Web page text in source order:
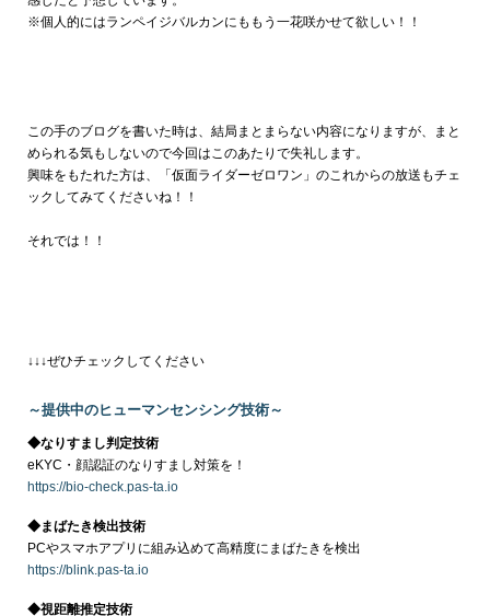
※個人的にはランペイジバルカンにももう一花咲かせて欲しい！！
この手のブログを書いた時は、結局まとまらない内容になりますが、まと
められる気もしないので今回はこのあたりで失礼します。
興味をもたれた方は、「仮面ライダーゼロワン」のこれからの放送もチェ
ックしてみてくださいね！！
それでは！！
↓↓↓ぜひチェックしてください
～提供中のヒューマンセンシング技術～
◆なりすまし判定技術
eKYC・顔認証のなりすまし対策を！
https://bio-check.pas-ta.io
◆まばたき検出技術
PCやスマホアプリに組み込めて高精度にまばたきを検出
https://blink.pas-ta.io
◆視距離推定技術